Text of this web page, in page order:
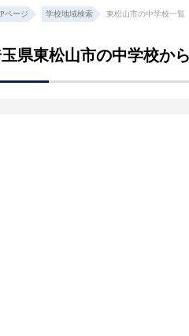
ページ 学校地域検索 東松山市の中学校一覧
県東松山市の中学校か